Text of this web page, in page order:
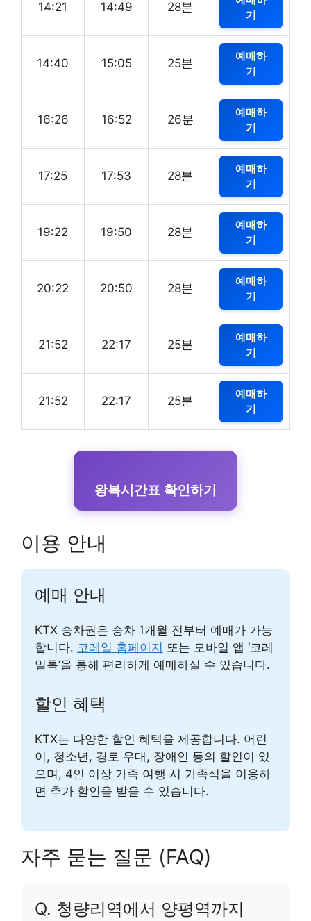
14:21 14:49 28분
기
14:40 15:05 25분
예매하
기
16:26 16:52 26분
예매하
기
17:25 17:53 28분
예매하
기
19:22 19:50 28분
예매하
기
20:22 20:50 28분
예매하
기
21:52 22:17 25분
예매하
기
21:52 22:17 25분
예매하
기
왕복시간표 확인하기
이용 안내
예매 안내
KTX 승차권은 승차 1개월 전부터 예매가 가능
합니다. 코레일 홈페이지 또는 모바일 앱 ‘코레
일톡’을 통해 편리하게 예매하실 수 있습니다.
할인 혜택
KTX는 다양한 할인 혜택을 제공합니다. 어린
이, 청소년, 경로 우대, 장애인 등의 할인이 있
으며, 4인 이상 가족 여행 시 가족석을 이용하
면 추가 할인을 받을 수 있습니다.
자주 묻는 질문 (FAQ)
Q. 청량리역에서 양평역까지